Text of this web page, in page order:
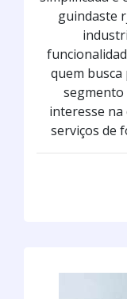
guindaste
quem
segmento
interesse na
serviços de